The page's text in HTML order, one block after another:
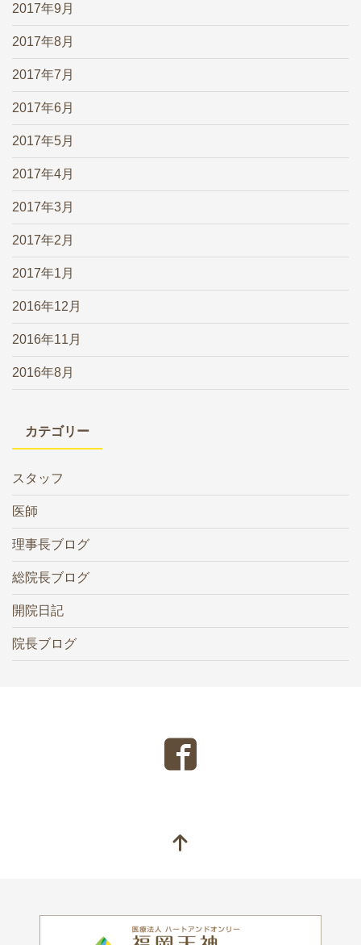
2017年9月
2017年8月
2017年7月
2017年6月
2017年5月
2017年4月
2017年3月
2017年2月
2017年1月
2016年12月
2016年11月
2016年8月
カテゴリー
スタッフ
医師
理事長ブログ
総院長ブログ
開院日記
院長ブログ